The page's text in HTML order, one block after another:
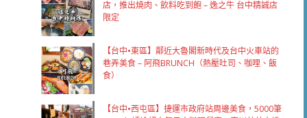
店，推出燒肉、飲料吃到飽 – 逸之牛 台中精誠店
限定
【台中•東區】鄰近大魯閣新時代及台中火車站的
巷弄美食 – 阿飛BRUNCH（熱壓吐司、咖哩、飯
食）
【台中•西屯區】捷運市政府站周邊美食，5000筆